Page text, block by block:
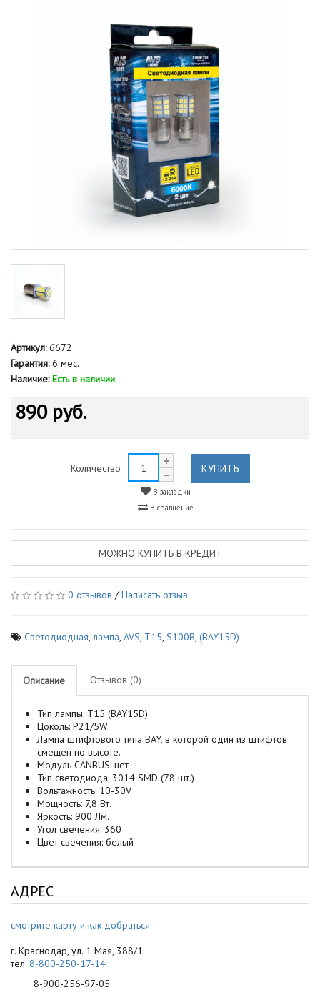
Артикул:6672
Гарантия:6 мес.
Наличие: Есть в наличии
890 руб.
Количество КУПИТЬ
В закладки
В сравнение
МОЖНО КУПИТЬ В КРЕДИТ
0 отзывов /Написать отзыв
Светодиодная, лампа, AVS, T15, S100B, (BAY15D)
Описание Отзывов (0)
Тип лампы: T15 (BAY15D)
Цоколь: P21/5W
Лампа штифтового типа BAY, в которой один из штифтов
смещен по высоте.
Модуль CANBUS: нет
Тип светодиода: 3014 SMD (78 шт.)
Вольтажность: 10-30V
Мощность: 7,8 Вт.
Яркость: 900 Лм.
Угол свечения: 360
Цвет свечения: белый
АДРЕС
смотрите карту и как добраться
г. Краснодар, ул. 1 Мая, 388/1
тел. 8-800-250-17-14
8-900-256-97-05